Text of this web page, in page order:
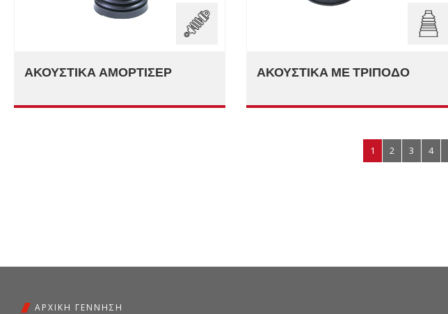
ΑΚΟΥΣΤΙΚΆ ΑΜΟΡΤΙΣΈΡ ΑΚΟΥΣΤΙΚΆ ΜΕ ΤΡΊΠΟΔΟ
1 2 3 4
ΑΡΧΙΚΉ ΓΈΝΝΗΣΗ